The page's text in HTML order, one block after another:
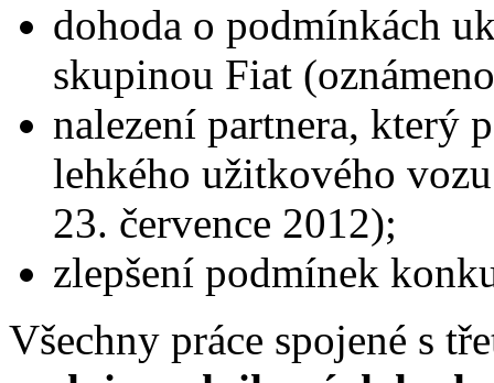
dohoda o podmínkách
skupinou Fiat
nalezení partnera, který
lehkého užitkového
23. července 2012);
zlepšení podmínek
Všechny práce spojené s